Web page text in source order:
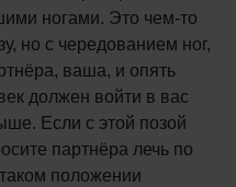
ногами. Это чем-то
но с чередованием ног,
ваша, и опять
должен войти в вас
Если с этой позой
партнёра лечь по
положении